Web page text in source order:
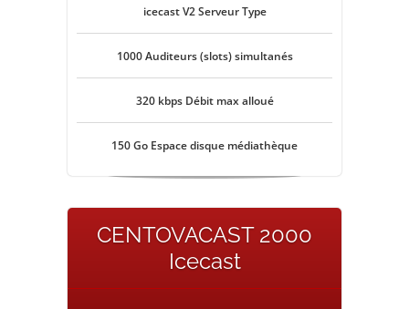
icecast V2 Serveur Type
1000 Auditeurs (slots) simultanés
320 kbps Débit max alloué
150 Go Espace disque médiathèque
CENTOVACAST 2000
Icecast